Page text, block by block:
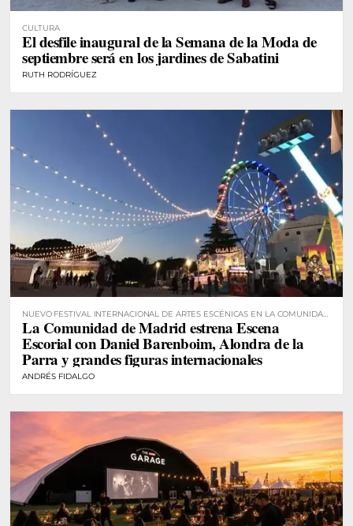
CULTURA
El desfile inaugural de la Semana de la Moda de
septiembre será en los jardines de Sabatini
RUTH RODRÍGUEZ
NUEVO FESTIVAL INTERNACIONAL DE ARTES ESCÉNICAS EN LA COMUNIDAD
DE MADRID
La Comunidad de Madrid estrena Escena
Escorial con Daniel Barenboim, Alondra de la
Parra y grandes figuras internacionales
ANDRÉS FIDALGO